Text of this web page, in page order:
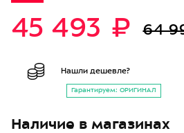
45 493 ₽ 64
Нашли дешевле?
Гарантируем: ОРИГИНАЛ
Наличие в магазинах